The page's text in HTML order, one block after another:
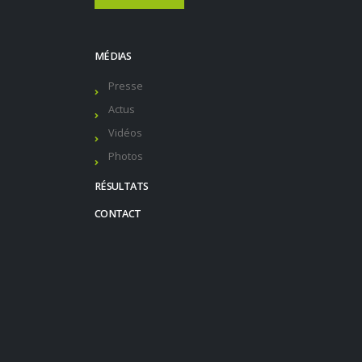
MÉDIAS
Presse
Actus
Vidéos
Photos
RÉSULTATS
CONTACT